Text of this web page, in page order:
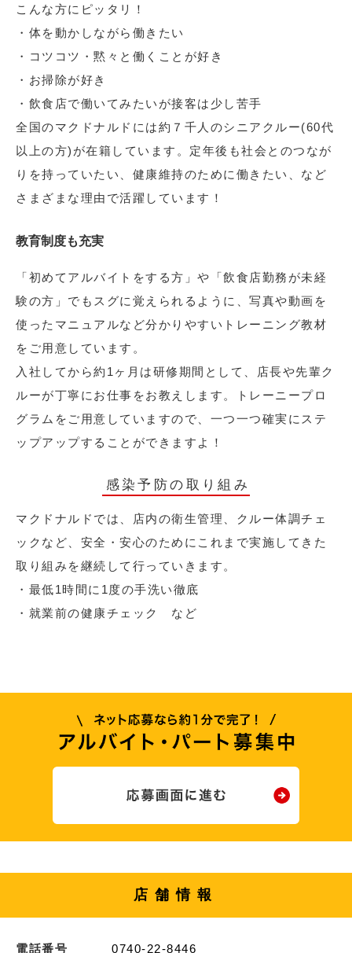
こんな方にピッタリ！
・体を動かしながら働きたい
・コツコツ・黙々と働くことが好き
・お掃除が好き
・飲食店で働いてみたいが接客は少し苦手
全国のマクドナルドには約７千人のシニアクルー(60代
以上の方)が在籍しています。定年後も社会とのつなが
りを持っていたい、健康維持のために働きたい、など
さまざまな理由で活躍しています！
教育制度も充実
「初めてアルバイトをする方」や「飲食店勤務が未経
験の方」でもスグに覚えられるように、写真や動画を
使ったマニュアルなど分かりやすいトレーニング教材
をご用意しています。
入社してから約1ヶ月は研修期間として、店長や先輩ク
ルーが丁寧にお仕事をお教えします。トレーニープロ
グラムをご用意していますので、一つ一つ確実にステ
ップアップすることができますよ！
感染予防の取り組み
マクドナルドでは、店内の衛生管理、クルー体調チェ
ックなど、安全・安心のためにこれまで実施してきた
取り組みを継続して行っていきます。
・最低1時間に1度の手洗い徹底
・就業前の健康チェック など
店舗情報
電話番号 0740-22-8446